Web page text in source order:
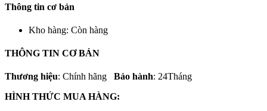
Thông tin cơ bản
Kho hàng: Còn hàng
THÔNG TIN CƠ BẢN
Thương hiệu: Chính hãng Bảo hành: 24Tháng
HÌNH THỨC MUA HÀNG: